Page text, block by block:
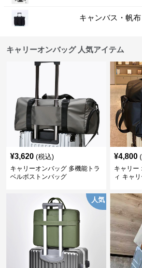
キャンバス・帆布
キャリーオンバッグ 人気アイテム
¥3,620 (税込)
キャリーオンバッグ 多機能トラ
ベルボストンバッグ
¥4,800
キャリー
ィ キャ
人気